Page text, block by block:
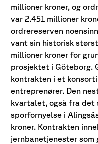
millioner kroner, og
var 2.451 millioner
ordrereserven
vant sin historisk
millioner kroner for
prosjektet i Göteborg.
kontrakten i et
entreprenører. Den
kvartalet, også fra det
sporfornyelse i
kroner. Kontrakten
jernbanetjenester som